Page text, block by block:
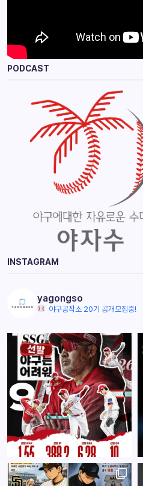
PODCAST
INSTAGRAM
yagongso
야구공작소 20기 공개모집중!